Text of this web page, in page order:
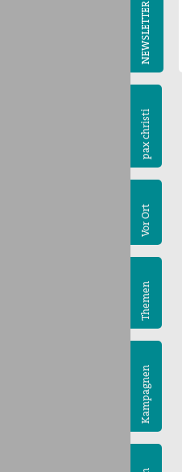
NEWSLETTER
pax christi
Vor Ort
Themen
Kampagnen